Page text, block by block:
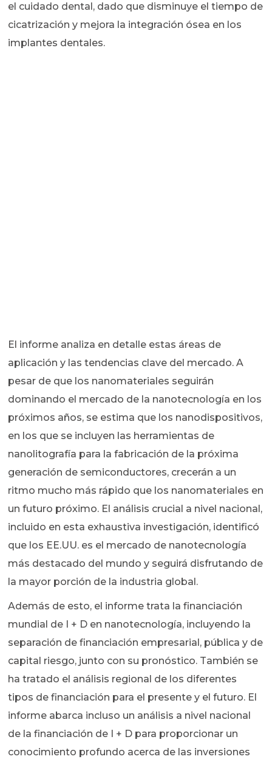
el cuidado dental, dado que disminuye el tiempo de
cicatrización y mejora la integración ósea en los
implantes dentales.
El informe analiza en detalle estas áreas de
aplicación y las tendencias clave del mercado. A
pesar de que los nanomateriales seguirán
dominando el mercado de la nanotecnología en los
próximos años, se estima que los nanodispositivos,
en los que se incluyen las herramientas de
nanolitografía para la fabricación de la próxima
generación de semiconductores, crecerán a un
ritmo mucho más rápido que los nanomateriales en
un futuro próximo. El análisis crucial a nivel nacional,
incluido en esta exhaustiva investigación, identificó
que los EE.UU. es el mercado de nanotecnología
más destacado del mundo y seguirá disfrutando de
la mayor porción de la industria global.
Además de esto, el informe trata la financiación
mundial de I + D en nanotecnología, incluyendo la
separación de financiación empresarial, pública y de
capital riesgo, junto con su pronóstico. También se
ha tratado el análisis regional de los diferentes
tipos de financiación para el presente y el futuro. El
informe abarca incluso un análisis a nivel nacional
de la financiación de I + D para proporcionar un
conocimiento profundo acerca de las inversiones